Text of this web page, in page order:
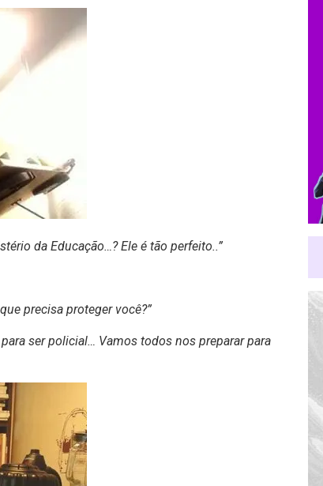
da Educação…? Ele é tão perfeito..”
precisa proteger você?”
ser policial… Vamos todos nos preparar para